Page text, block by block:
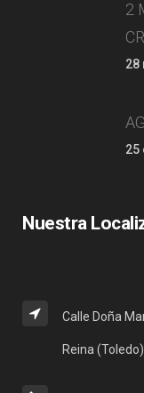
2
28
25
Nuestra
Calle Doña
Reina (Toledo)